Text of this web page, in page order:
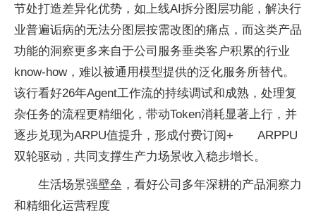
节处打造差异化优势，如上线AI拆分图层功能，解决行
业普遍诟病的无法分图层按需改图的痛点，而这类产品
功能的洞察更多来自于公司服务垂类客户积累的行业
know-how，难以被通用模型提供的泛化服务所替代。
该行看好26年Agent工作流的持续调试和成熟，处理复
杂任务的流程更精细化，带动Token消耗显著上行，并
逐步兑现为ARPU值提升，形成付费订阅+ ARPPU
双轮驱动，共同支撑生产力场景收入稳步增长。
生活场景强壁垒，看好公司多年深耕的产品洞察力
和精细化运营程度